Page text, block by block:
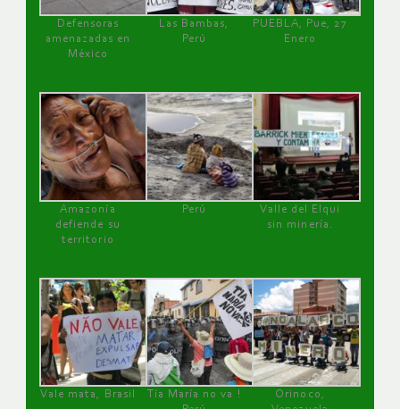
Defensoras
amenazadas en
México
Las Bambas,
Perú
PUEBLA, Pue, 27
Enero
Amazonía
defiende su
territorio
Perú
Valle del Elqui
sin minería.
Vale mata, Brasil
Tía María no va !
Orinoco,